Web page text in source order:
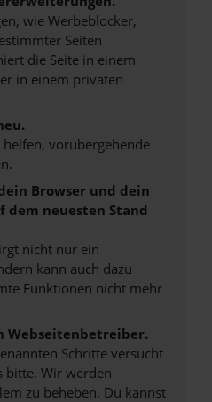
wie Werbeblocker,
Seiten
die Seite in einem
in einem privaten
vorübergehende
Browser und dein
dem neuesten Stand
nicht nur ein
kann auch dazu
Funktionen nicht mehr
Webseitenbetreiber.
Schritte versucht
bitte. Wir werden
zu beheben. Du kannst